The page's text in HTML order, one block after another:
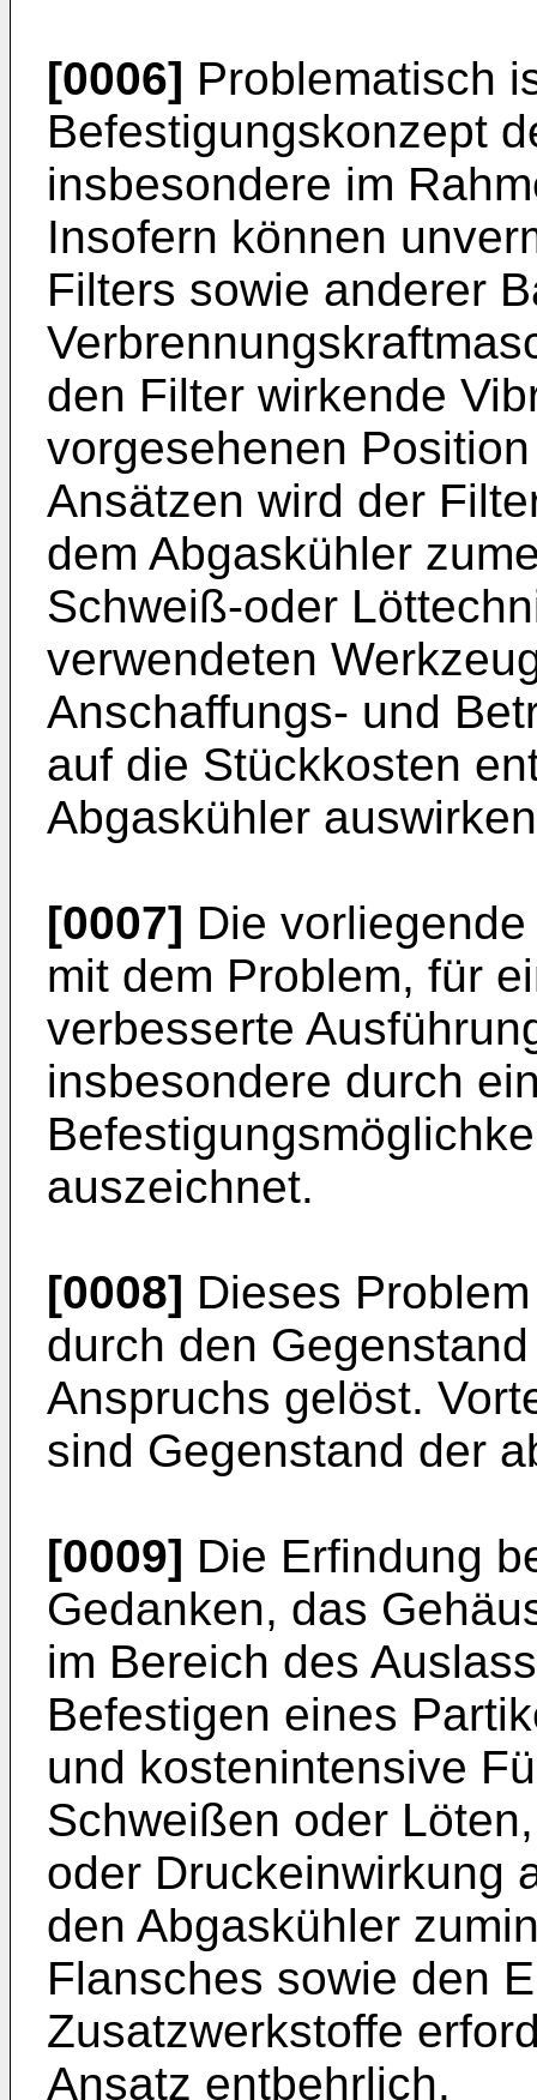
[0006] Problematisch
Befestigungskonzept
insbesondere im
Insofern können
Filters sowie anderer
den Filter wirkende
vorgesehenen
Ansätzen wird der
dem Abgaskühler
Schweiß-oder
verwendeten
Anschaffungs- und
auf die Stückkosten
Abgaskühler
[0007] Die
mit dem Problem, für
verbesserte
insbesondere durch
auszeichnet.
[0008] Dieses
durch den
Anspruchs gelöst.
sind Gegenstand der
[0009] Die Erfindung
Gedanken, das
im Bereich des
Befestigen eines
und kostenintensive
Schweißen oder
oder Druckeinwirkung
den Abgaskühler
Flansches sowie den
Zusatzwerkstoffe
Ansatz entbehrlich.